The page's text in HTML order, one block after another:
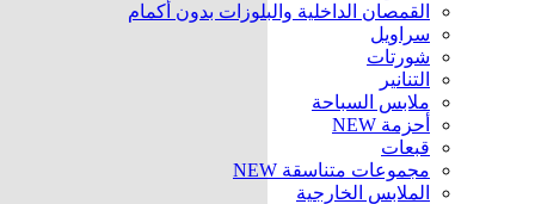
القمصان الداخلية والبلوزات بدون أكمام
سراويل
شورتات
التنانير
ملابس السباحة
أحزمة NEW
قبعات
مجموعات متناسقة NEW
الملابس الخارجية